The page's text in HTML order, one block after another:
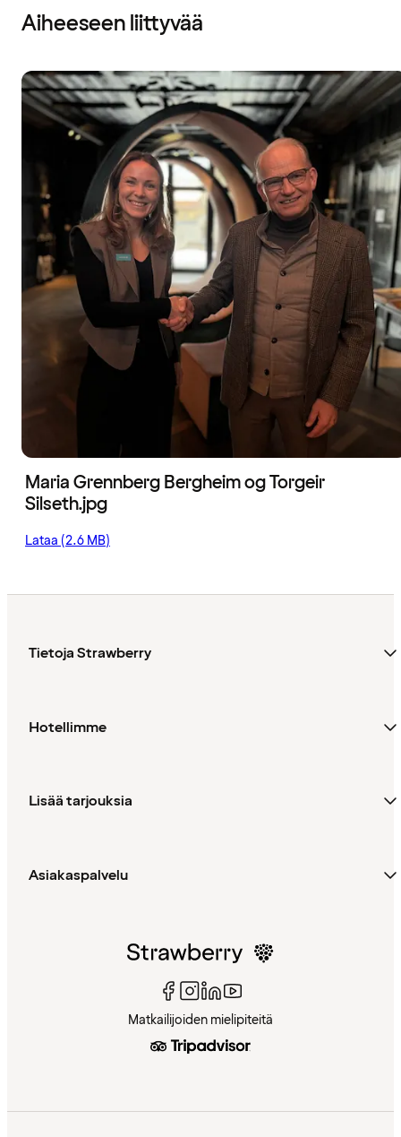
Aiheeseen liittyvää
Maria Grennberg Bergheim og Torgeir
Silseth.jpg
Lataa (2.6 MB)
Tietoja Strawberry
Hotellimme
Lisää tarjouksia
Asiakaspalvelu
Matkailijoiden mielipiteitä